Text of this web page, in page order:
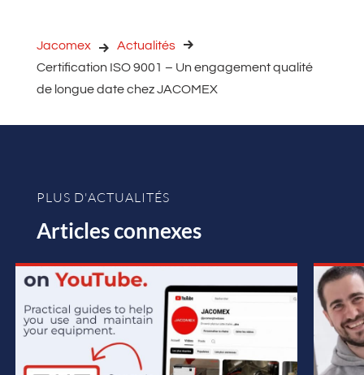
Jacomex
Actualités
Certification ISO 9001 – Un engagement qualité
de longue date chez JACOMEX
PLUS D'ACTUALITÉS
Articles connexes